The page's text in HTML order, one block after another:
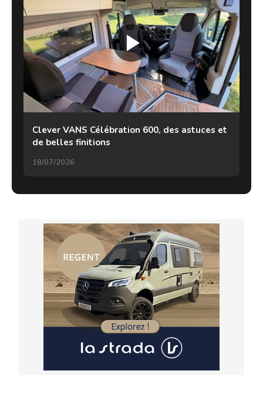
Clever VANS Célébration 600, des astuces et
de belles finitions
18/07/2026